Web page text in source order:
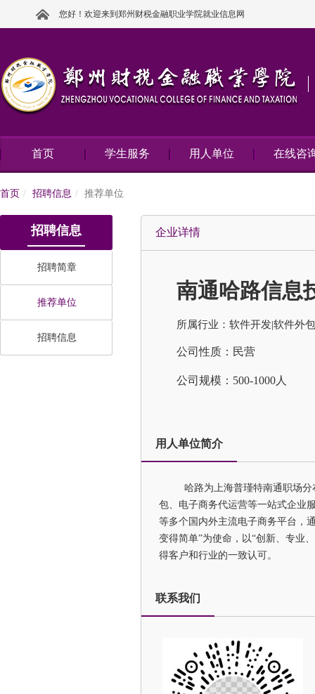
您好！欢迎来到郑州财税金融职业学院就业信息网
首页 学生服务 用人单位 在线咨
首页 招聘信息 推荐单位
招聘信息
招聘简章
推荐单位
招聘信息
企业详情
南通哈路信息
所属行业：软件开发|软件外
公司性质：民营
公司规模：500-1000人
用人单位简介
哈路为上海普瑾特南通职场
包、电子商务代运营等一站式企业
等多个国内外主流电子商务平台，
变得简单”为使命，以“创新、专业
得客户和行业的一致认可。
联系我们